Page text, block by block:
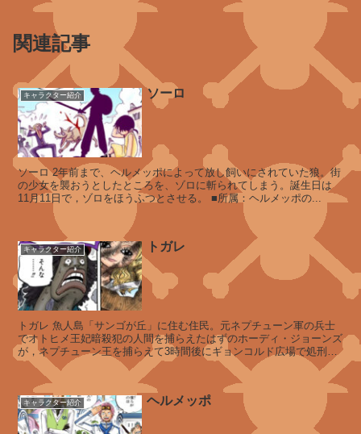
ー
ド
ン
キ
ー
テ
フ
ラ
ミ
ン
ゴ
キ
ホ
関連記事
キャラクター紹介 ソーロ
ソーロ 2年前まで、ヘルメッポによって放し飼いにされていた狼。街
の少女を襲おうとしたところを、ゾロに斬られてしまう。誕生日は
11月11日で，ゾロをほうふつとさせる。 ■所属：ヘルメッポの...
キャラクター紹介 トガレ
トガレ 魚人島「サンゴが丘」に住む住民。元ネプチューン軍の兵士
でオトヒメ王妃暗殺犯の人間を捕らえたはずのホーディ・ジョーンズ
が，ネプチューン王を捕らえて3時間後にギョンコルド広場で処刑す
ると言い放つ放送を目撃。そこで...
キャラクター紹介 ヘルメッポ